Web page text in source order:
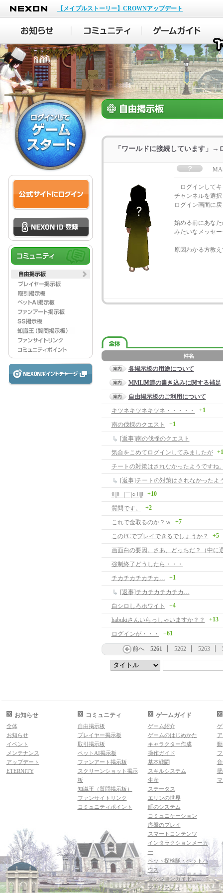
NEXON
【メイプルストーリー】CROWNアップデート
「ワールドに接続しています」→
ログインしてキ
チャンネルを選
ログイン画面に
始める前にあな
みたいなメッセ
原因わかる方教
各掲示板の用途について
MML関連の書き込みに関する補足
自由掲示板のご利用について
キツネキツネキツネ・・・・・
+1
南の伐採のクエスト +1
[返事]南の伐採のクエスト
気合をこめてログインしてみましたが
+1
チートの対策はされなかったようですね
[返事]チートの対策はされなかったよ
il||li _|￣|○ il||l
+10
質問です。 +2
これで金取るのか？ｗ +7
このPCでプレイできるでしょうか？ +5
画面白の要因。さあ、どっちだ？（中に
強制終了どうしたら・・・
チカチカチカチカ…
+1
[返事]チカチカチカチカ…
白シロしろホワイト
+4
habukiさんいらっしゃいますか？？ +13
ログインが・・・ +61
前へ 5261 5262 5263
お知らせ
全体
お知らせ
イベント
メンテナンス
アップデート
ETERNITY
コミュニティ
自由掲示板
プレイヤー掲示板
取引掲示板
ペットAI掲示板
ファンアート掲示板
スクリーンショット掲示
板
知識王（質問掲示板）
ファンサイトリンク
コミュニティポイント
ゲームガイド
ゲーム紹介
ゲームのはじめかた
キャラクター作成
操作ガイド
基本戦闘
スキルシステム
生産
ステータス
エリンの世界
町のシステム
コミュニケーション
序盤のプレイ
スマートコンテンツ
インタラクションメーカ
ー
ペット探検隊・ペットハ
ウス
ダンジョンガイド
マギグラフィ